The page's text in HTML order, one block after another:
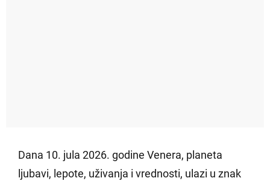
Dana 10. jula 2026. godine Venera, planeta
ljubavi, lepote, uživanja i vrednosti, ulazi u znak